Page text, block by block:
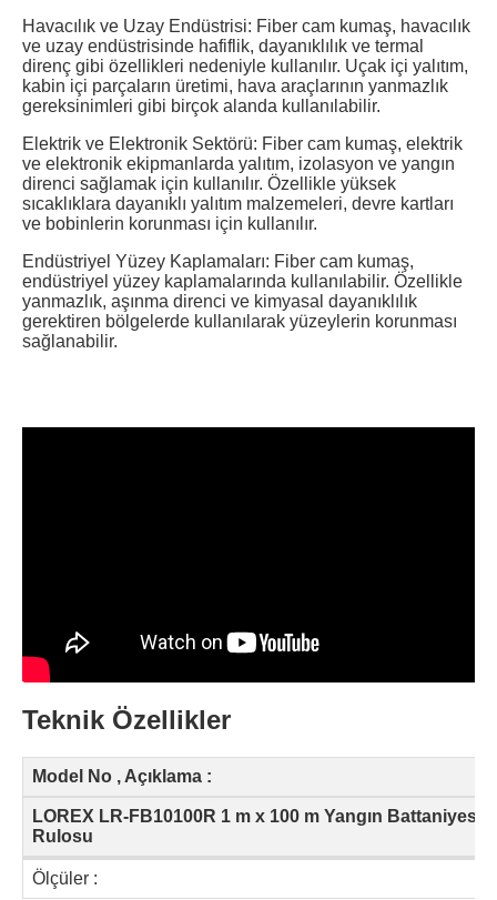
Havacılık ve Uzay Endüstrisi: Fiber cam kumaş, havacılık
ve uzay endüstrisinde hafiflik, dayanıklılık ve termal
direnç gibi özellikleri nedeniyle kullanılır. Uçak içi yalıtım,
kabin içi parçaların üretimi, hava araçlarının yanmazlık
gereksinimleri gibi birçok alanda kullanılabilir.
Elektrik ve Elektronik Sektörü: Fiber cam kumaş, elektrik
ve elektronik ekipmanlarda yalıtım, izolasyon ve yangın
direnci sağlamak için kullanılır. Özellikle yüksek
sıcaklıklara dayanıklı yalıtım malzemeleri, devre kartları
ve bobinlerin korunması için kullanılır.
Endüstriyel Yüzey Kaplamaları: Fiber cam kumaş,
endüstriyel yüzey kaplamalarında kullanılabilir. Özellikle
yanmazlık, aşınma direnci ve kimyasal dayanıklılık
gerektiren bölgelerde kullanılarak yüzeylerin korunması
sağlanabilir.
Teknik Özellikler
Model No , Açıklama :
LOREX LR-FB10100R 1 m x 100 m Yangın Battaniyesi
Rulosu
Ölçüler :